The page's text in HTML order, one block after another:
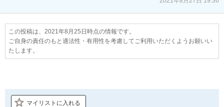
この投稿は、2021年8月25日時点の情報です。
ご自身の責任のもと適法性・有用性を考慮してご利用いただくようお願いい
たします。
マイリストに入れる